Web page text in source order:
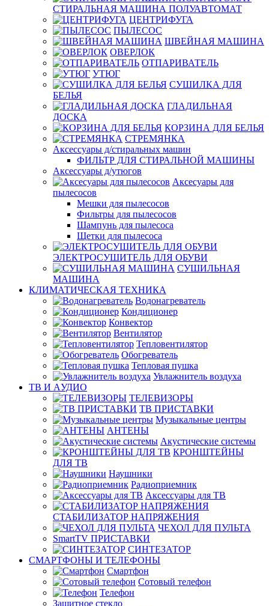
СТИРАЛЬНАЯ МАШИНА ПОЛУАВТОМАТ
ЦЕНТРИФУГА
ПЫЛЕСОС
ШВЕЙНАЯ МАШИНА
ОВЕРЛОК
ОТПАРИВАТЕЛЬ
УТЮГ
СУШИЛКА ДЛЯ
БЕЛЬЯ
ГЛАДИЛЬНАЯ
ДОСКА
КОРЗИНА ДЛЯ БЕЛЬЯ
СТРЕМЯНКА
Аксессуары д/стиральных машин
ФИЛЬТР ДЛЯ СТИРАЛЬНОЙ МАШИНЫ
Аксессуары д/утюгов
Аксесуары для
пылесосов
Мешки для пылесосов
Фильтры для пылесосов
Шампунь для пылесоса
Щетки для пылесоса
ЭЛЕКТРОСУШИТЕЛЬ ДЛЯ ОБУВИ
СУШИЛЬНАЯ
МАШИНА
КЛИМАТИЧЕСКАЯ ТЕХНИКА
Водонагреватель
Кондиционер
Конвектор
Вентилятор
Тепловентилятор
Обогреватель
Тепловая пушка
Увлажнитель воздуха
ТВ И AУДИО
ТЕЛЕВИЗОРЫ
ТВ ПРИСТАВКИ
Музыкальные центры
АНТЕНЫ
Акустические системы
КРОНШТЕЙНЫ
ДЛЯ ТВ
Наушники
Радиоприемник
Аксессуары для ТВ
СТАБИЛИЗАТОР НАПРЯЖЕНИЯ
ЧЕХОЛ ДЛЯ ПУЛЬТА
SmartTV ПРИСТАВКИ
СИНТЕЗАТОР
СМАРТФОНЫ И ТЕЛЕФОНЫ
Смартфон
Сотовый телефон
Телефон
Защитное стекло